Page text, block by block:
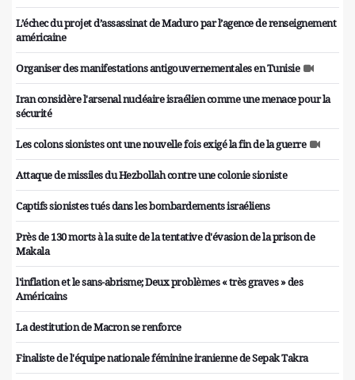
L’échec du projet d’assassinat de Maduro par l’agence de renseignement
américaine
Organiser des manifestations antigouvernementales en Tunisie
Iran considère l'arsenal nucléaire israélien comme une menace pour la
sécurité
Les colons sionistes ont une nouvelle fois exigé la fin de la guerre
Attaque de missiles du Hezbollah contre une colonie sioniste
Captifs sionistes tués dans les bombardements israéliens
Près de 130 morts à la suite de la tentative d'évasion de la prison de
Makala
l'inflation et le sans-abrisme; Deux problèmes « très graves » des
Américains
La destitution de Macron se renforce
Finaliste de l'équipe nationale féminine iranienne de Sepak Takra